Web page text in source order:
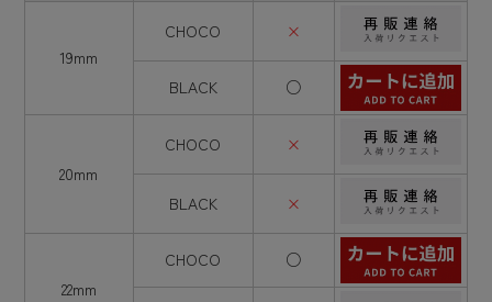
19mm
CHOCO ×
BLACK ○
20mm
CHOCO ×
BLACK ×
22mm
CHOCO ○